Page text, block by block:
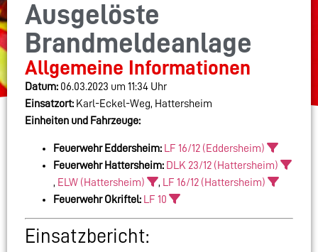
Ausgelöste
Brandmeldeanlage
Allgemeine Informationen
Datum: 06.03.2023 um 11:34 Uhr
Einsatzort: Karl-Eckel-Weg, Hattersheim
Einheiten und Fahrzeuge:
Feuerwehr Eddersheim:
LF 16/12 (Eddersheim)
Feuerwehr Hattersheim: DLK 23/12 (Hattersheim)
, ELW (Hattersheim) ,
LF 16/12 (Hattersheim)
Feuerwehr Okriftel:
LF 10
Einsatzbericht: